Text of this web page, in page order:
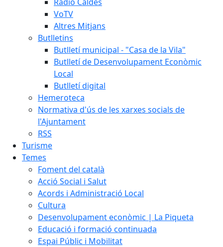
VoTV
Altres Mitjans
Butlletins
Butlletí municipal - "Casa de la Vila"
Butlletí de Desenvolupament Econòmic
Local
Butlletí digital
Hemeroteca
Normativa d'ús de les xarxes socials de
l'Ajuntament
RSS
Turisme
Temes
Foment del català
Acció Social i Salut
Acords i Administració Local
Cultura
Desenvolupament econòmic | La Piqueta
Educació i formació continuada
Espai Públic i Mobilitat